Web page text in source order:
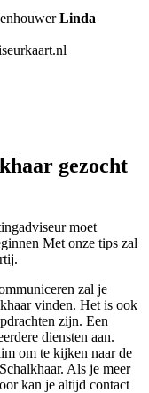
Linda
gezocht
moet
Met onze tips zal
zal je
vinden. Het is ook
zijn. Een
diensten aan.
om te kijken naar de
Als je meer
kan je altijd contact